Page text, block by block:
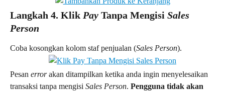
Langkah 4. Klik Pay Tanpa Mengisi Sales
Person
Coba kosongkan kolom staf penjualan (Sales Person).
Pesan error akan ditampilkan ketika anda ingin menyelesaikan
transaksi tanpa mengisi Sales Person. Pengguna tidak akan